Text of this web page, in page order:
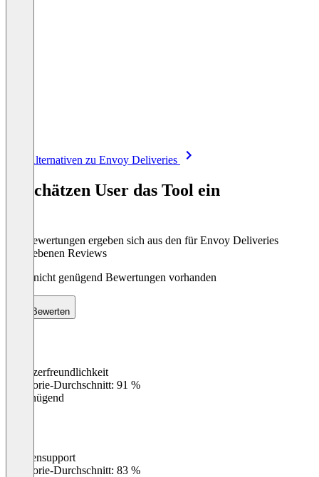
Alle Alternativen zu Envoy Deliveries
So schätzen User das Tool ein
Die Bewertungen ergeben sich aus den für Envoy Deliveries
abgegebenen Reviews
Noch nicht genügend Bewertungen vorhanden
Bewerten
Benutzerfreundlichkeit
Kategorie-Durchschnitt: 91 %
Ungenügend
Kundensupport
Kategorie-Durchschnitt: 83 %